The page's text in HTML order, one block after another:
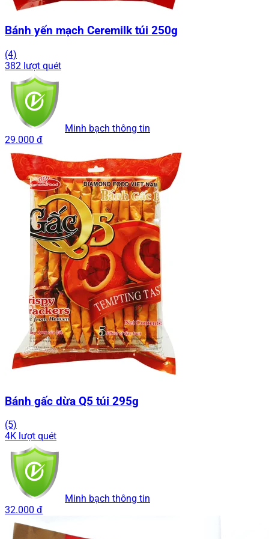
Bánh yến mạch Ceremilk túi 250g
(4)
382 lượt quét
Minh bạch thông tin
29.000 đ
Bánh gấc dừa Q5 túi 295g
(5)
4K lượt quét
Minh bạch thông tin
32.000 đ